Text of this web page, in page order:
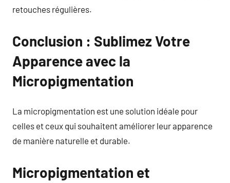
retouches régulières.
Conclusion : Sublimez Votre
Apparence avec la
Micropigmentation
La micropigmentation est une solution idéale pour
celles et ceux qui souhaitent améliorer leur apparence
de manière naturelle et durable.
Micropigmentation et